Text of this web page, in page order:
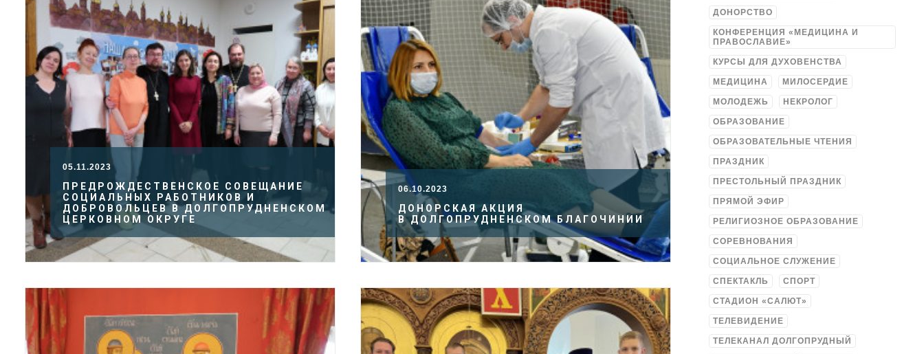
05.11.2023
ПРЕДРОЖДЕСТВЕНСКОЕ СОВЕЩАНИЕ
СОЦИАЛЬНЫХ РАБОТНИКОВ И
ДОБРОВОЛЬЦЕВ В ДОЛГОПРУДНЕНСКОМ
ЦЕРКОВНОМ ОКРУГЕ
06.10.2023
ДОНОРСКАЯ АКЦИЯ
В ДОЛГОПРУДНЕНСКОМ БЛАГОЧИНИИ
ДОНОРСТВО
КОНФЕРЕНЦИЯ «МЕДИЦИНА И
ПРАВОСЛАВИЕ»
КУРСЫ ДЛЯ ДУХОВЕНСТВА
МЕДИЦИНА МИЛОСЕРДИЕ
МОЛОДЕЖЬ НЕКРОЛОГ
ОБРАЗОВАНИЕ
ОБРАЗОВАТЕЛЬНЫЕ ЧТЕНИЯ
ПРАЗДНИК
ПРЕСТОЛЬНЫЙ ПРАЗДНИК
ПРЯМОЙ ЭФИР
РЕЛИГИОЗНОЕ ОБРАЗОВАНИЕ
СОРЕВНОВАНИЯ
СОЦИАЛЬНОЕ СЛУЖЕНИЕ
СПЕКТАКЛЬ СПОРТ
СТАДИОН «САЛЮТ»
ТЕЛЕВИДЕНИЕ
ТЕЛЕКАНАЛ ДОЛГОПРУДНЫЙ